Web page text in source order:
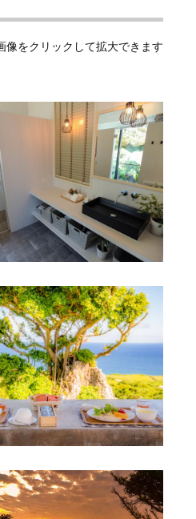
像をクリックして拡大できます